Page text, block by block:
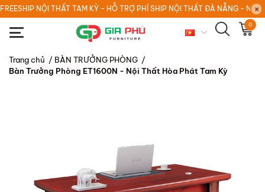
FREESHIP NỘI THẤT TAM KỲ - HỖ TRỢ PHÍ SHIP NỘI THẤT ĐÀ NẴNG - NỘI
0
Trang chủ / BÀN TRƯỞNG PHÒNG /
Bàn Trưởng Phòng ET1600N - Nội Thất Hòa Phát Tam Kỳ